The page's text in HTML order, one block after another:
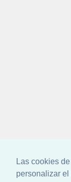
Las cookies
personalizar